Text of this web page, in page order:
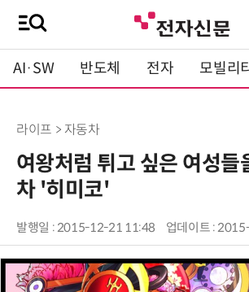
AI·SW 반도체 전자 모빌리티
라이프 > 자동차
여왕처럼 튀고 싶은 여성들
차 '히미코'
발행일 : 2015-12-21 11:48 업데이트 :